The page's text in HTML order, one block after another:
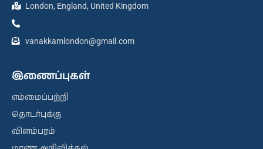
London, England, United Kingdom
vanakkamlondon@gmail.com
இணைப்புகள்
எம்மைப்பற்றி
தொடர்புக்கு
விளம்பரம்